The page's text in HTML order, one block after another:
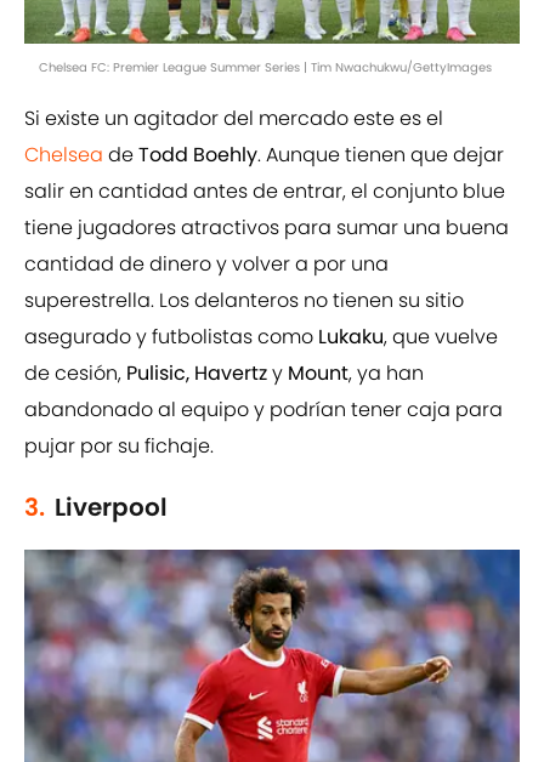
Chelsea FC: Premier League Summer Series | Tim Nwachukwu/GettyImages
Si existe un agitador del mercado este es el
Chelsea deTodd Boehly. Aunque tienen que dejar
salir en cantidad antes de entrar, el conjunto blue
tiene jugadores atractivos para sumar una buena
cantidad de dinero y volver a por una
superestrella. Los delanteros no tienen su sitio
asegurado y futbolistas como Lukaku, que vuelve
de cesión, Pulisic, Havertzy Mount, ya han
abandonado al equipo y podrían tener caja para
pujar por su fichaje.
3. Liverpool